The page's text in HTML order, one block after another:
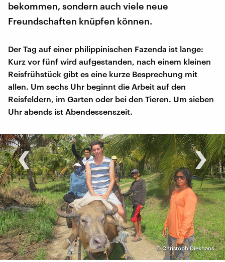
bekommen, sondern auch viele neue
Freundschaften knüpfen können.
Der Tag auf einer philippinischen Fazenda ist lange:
Kurz vor fünf wird aufgestanden, nach einem kleinen
Reisfrühstück gibt es eine kurze Besprechung mit
allen. Um sechs Uhr beginnt die Arbeit auf den
Reisfeldern, im Garten oder bei den Tieren. Um sieben
Uhr abends ist Abendessenszeit.
©Christoph Diekhans
‹ ›